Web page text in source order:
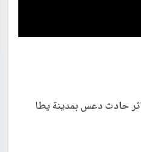
الثلاثاء، إثر حادث دعس بمدينة يطا